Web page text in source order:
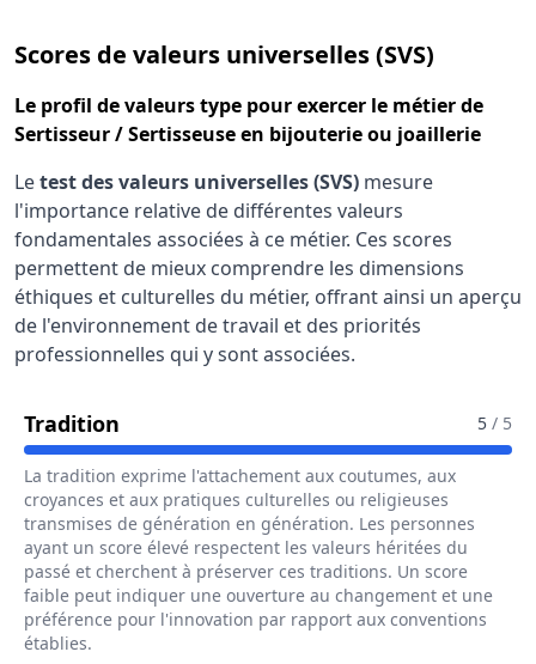
Scores de valeurs universelles (SVS)
Le profil de valeurs type pour exercer le métier de
Sertisseur / Sertisseuse en bijouterie ou joaillerie
Letest des valeurs universelles (SVS) mesure
l'importance relative de différentes valeurs
fondamentales associées à ce métier. Ces scores
permettent de mieux comprendre les dimensions
éthiques et culturelles du métier, offrant ainsi un aperçu
de l'environnement de travail et des priorités
professionnelles qui y sont associées.
Tradition Pour Le Métier De Sertisseur / 5 / 5
La tradition exprime l'attachement aux coutumes, aux
croyances et aux pratiques culturelles ou religieuses
transmises de génération en génération. Les personnes
ayant un score élevé respectent les valeurs héritées du
passé et cherchent à préserver ces traditions. Un score
faible peut indiquer une ouverture au changement et une
préférence pour l'innovation par rapport aux conventions
établies.